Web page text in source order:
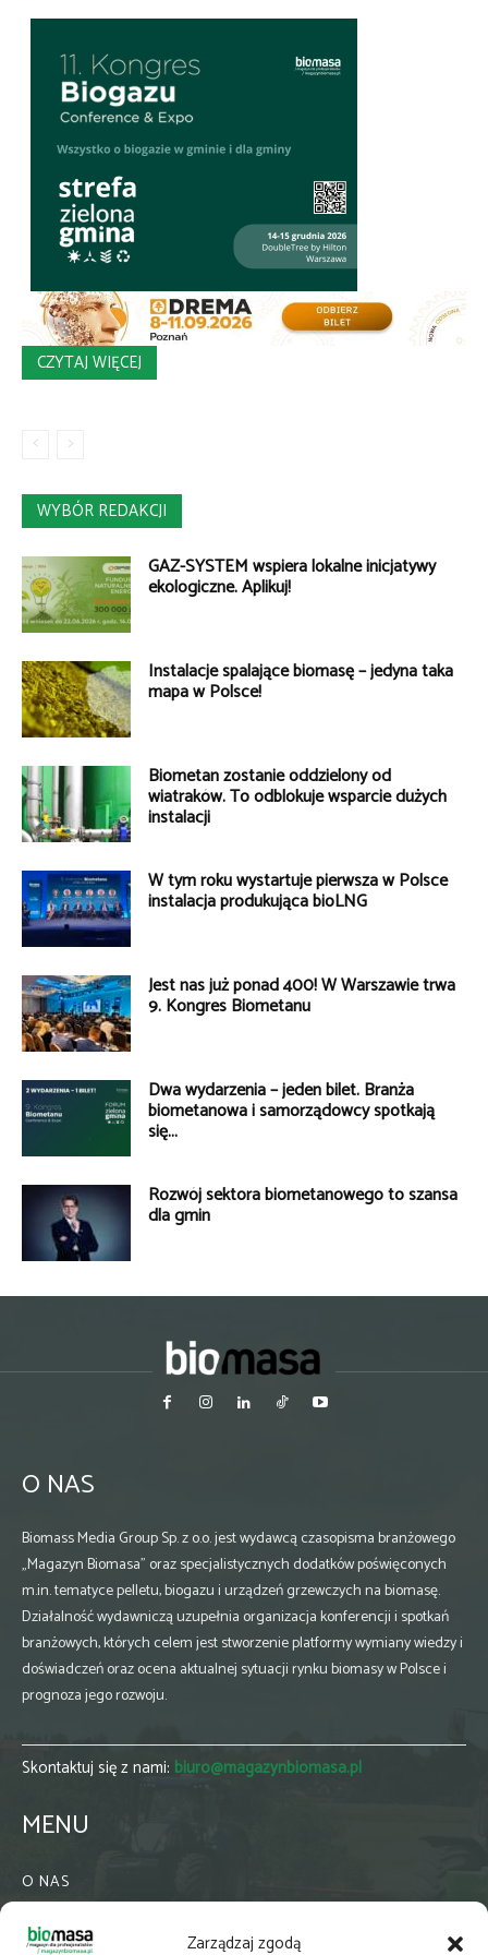
Zarządzaj zgodą
CZYTAJ WIĘCEJ
WYBÓR REDAKCJI
GAZ-SYSTEM wspiera lokalne inicjatywy
ekologiczne. Aplikuj!
Instalacje spalające biomasę – jedyna taka
mapa w Polsce!
Biometan zostanie oddzielony od
wiatraków. To odblokuje wsparcie dużych
instalacji
W tym roku wystartuje pierwsza w Polsce
instalacja produkująca bioLNG
Jest nas już ponad 400! W Warszawie trwa
9. Kongres Biometanu
Dwa wydarzenia – jeden bilet. Branża
biometanowa i samorządowcy spotkają
się...
Rozwój sektora biometanowego to szansa
dla gmin
O NAS
Biomass Media Group Sp. z o.o. jest wydawcą czasopisma branżowego
„Magazyn Biomasa” oraz specjalistycznych dodatków poświęconych
m.in. tematyce pelletu, biogazu i urządzeń grzewczych na biomasę.
Działalność wydawniczą uzupełnia organizacja konferencji i spotkań
branżowych, których celem jest stworzenie platformy wymiany wiedzy i
doświadczeń oraz ocena aktualnej sytuacji rynku biomasy w Polsce i
prognoza jego rozwoju.
Skontaktuj się z nami: biuro@magazynbiomasa.pl
MENU
O NAS
WSPÓŁPRACA